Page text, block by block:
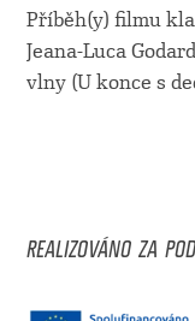
Příběh(y) filmu
Jeana-Luca
vlny (U konce s
REALIZOVÁNO ZA